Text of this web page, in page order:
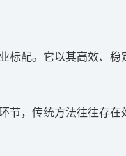
标配。它以其高效、
节，传统方法往往存